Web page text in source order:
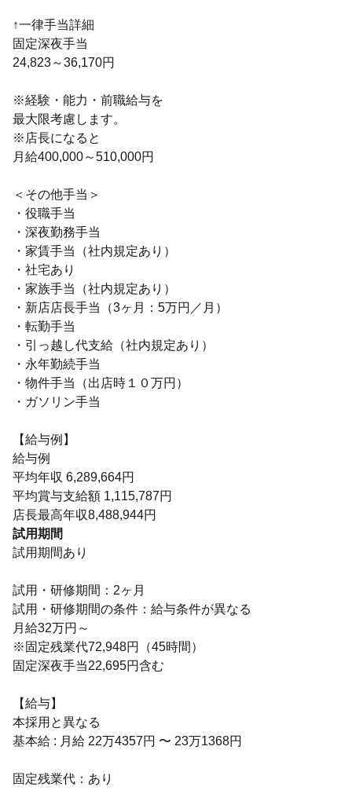
↑一律手当詳細
固定深夜手当
24,823～36,170円
※経験・能力・前職給与を
最大限考慮します。
※店長になると
月給400,000～510,000円
＜その他手当＞
・役職手当
・深夜勤務手当
・家賃手当（社内規定あり）
・社宅あり
・家族手当（社内規定あり）
・新店店⾧手当（3ヶ月：5万円／月）
・転勤手当
・引っ越し代支給（社内規定あり）
・永年勤続手当
・物件手当（出店時１０万円）
・ガソリン手当
【給与例】
給与例
平均年収 6,289,664円
平均賞与支給額 1,115,787円
店長最高年収8,488,944円
試用期間
試用期間あり
試用・研修期間：2ヶ月
試用・研修期間の条件：給与条件が異なる
月給32万円～
※固定残業代72,948円（45時間）
固定深夜手当22,695円含む
【給与】
本採用と異なる
基本給 : 月給 22万4357円 〜 23万1368円
固定残業代：あり